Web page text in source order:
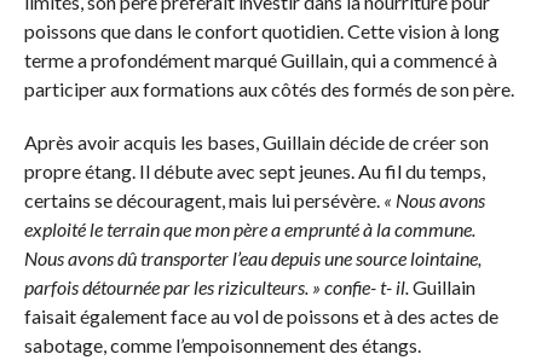
poissons que dans le confort quotidien. Cette vision à long
terme a profondément marqué Guillain, qui a commencé à
participer aux formations aux côtés des formés de son père.
Après avoir acquis les bases, Guillain décide de créer son
propre étang. Il débute avec sept jeunes. Au fil du temps,
certains se découragent, mais lui persévère. « Nous avons
exploité le terrain que mon père a emprunté à la commune.
Nous avons dû transporter l’eau depuis une source lointaine,
parfois détournée par les riziculteurs. » confie- t- il. Guillain
faisait également face au vol de poissons et à des actes de
sabotage, comme l’empoisonnement des étangs.